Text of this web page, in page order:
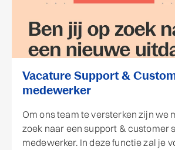
Vacature Support &
medewerker
Om ons team te versterken zijn we
zoek naar een support & customer
medewerker. In deze functie zal je